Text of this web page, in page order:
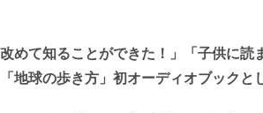
改めて知ることができた！」「子供に
地球の歩き方」初オーディオブックと